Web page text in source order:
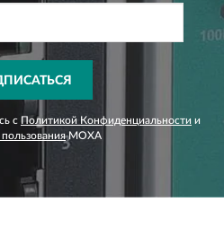
с Политикой Конфиденциальности и
MOXA